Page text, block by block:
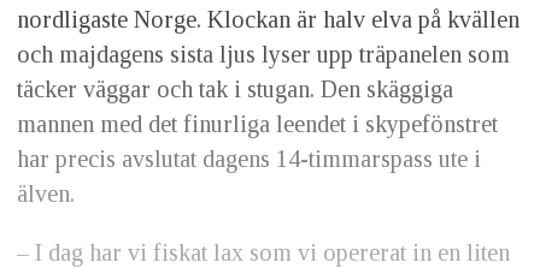
nordligaste Norge. Klockan är halv elva på kvällen
och majdagens sista ljus lyser upp träpanelen som
täcker väggar och tak i stugan. Den skäggiga
mannen med det finurliga leendet i skypefönstret
har precis avslutat dagens 14-timmarspass ute i
älven.
– I dag har vi fiskat lax som vi opererat in en liten